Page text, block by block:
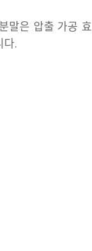
말은 압출 가공 효
다.